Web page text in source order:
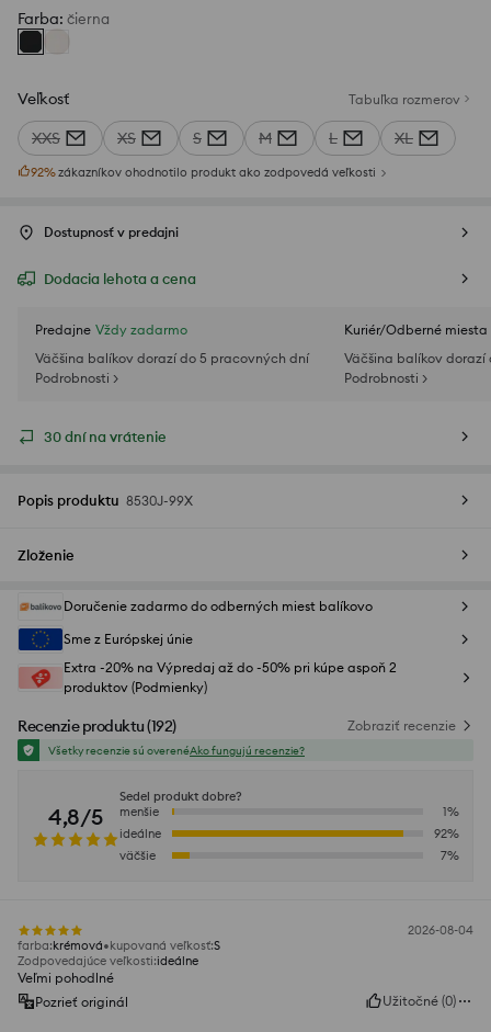
Farba: čierna
Veľkosť Tabuľka rozmerov
XXS XS S M L XL
92%zákazníkov ohodnotilo produkt ako zodpovedá veľkosti
Dostupnosť v predajni
Dodacia lehota a cena
Predajne Vždy zadarmo
Väčšina balíkov dorazí do 5 pracovných dní
Podrobnosti >
Kuriér/Odberné miesta
Väčšina balíkov
Podrobnosti >
30 dní na vrátenie
Popis produktu 8530J-99X
Zloženie
Doručenie zadarmo do odberných miest balíkovo
Sme z Európskej únie
Extra -20% na Výpredaj až do -50% pri kúpe aspoň 2
produktov (Podmienky)
Recenzie produktu(192) Zobraziť recenzie
Všetky recenzie sú overenéAko fungujú recenzie?
4,8/5
Sedel produkt dobre?
menšie
1%
ideálne
92%
väčšie
7%
2026-08-04
farba:krémová kupovaná veľkosť:S
Zodpovedajúce veľkosti:ideálne
Veľmi pohodlné
Pozrieť originál
Užitočné (0)